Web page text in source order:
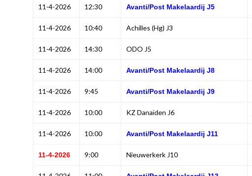
11-4-2026 12:30 Avanti/Post Makelaardij J5
11-4-2026 10:40 Achilles (Hg) J3
11-4-2026 14:30 ODO J5
11-4-2026 14:00 Avanti/Post Makelaardij J8
11-4-2026 9:45 Avanti/Post Makelaardij J9
11-4-2026 10:00 KZ Danaïden J6
11-4-2026 10:00 Avanti/Post Makelaardij J11
11-4-2026 9:00 Nieuwerkerk J10